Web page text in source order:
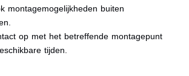
montagemogelijkheden buiten
op met het betreffende montagepunt
tijden.